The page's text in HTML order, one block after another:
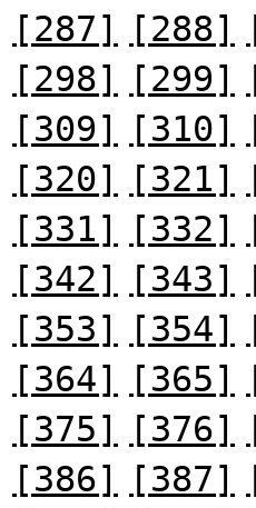
[287]
[288]
[298]
[299]
[309]
[310]
[320]
[321]
[331]
[332]
[342]
[343]
[353]
[354]
[364]
[365]
[375]
[376]
[386]
[387]